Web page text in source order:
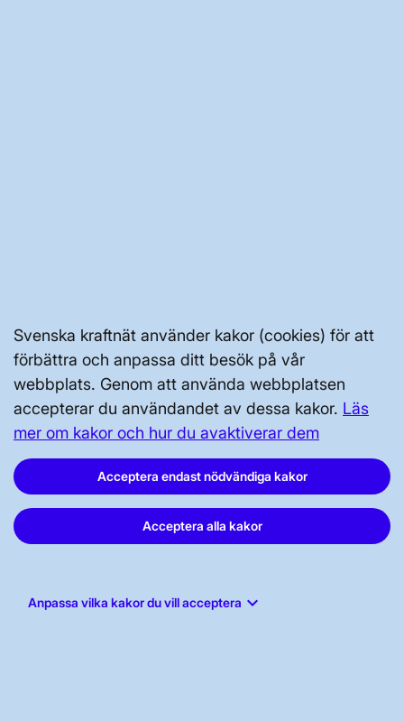
Svenska kraftnät använder kakor (cookies) för att
förbättra och anpassa ditt besök på vår
webbplats. Genom att använda webbplatsen
accepterar du användandet av dessa kakor. Läs
mer om kakor och hur du avaktiverar dem
Acceptera endast nödvändiga kakor
Acceptera alla kakor
Anpassa vilka kakor du vill acceptera keyboard_arrow_down
AKTÖRSPORTALEN
PRESS OCH NYHETER
OM WEBBPLATSEN
GENVÄGAR